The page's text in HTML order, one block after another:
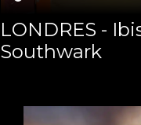
LONDRES -
Southwark